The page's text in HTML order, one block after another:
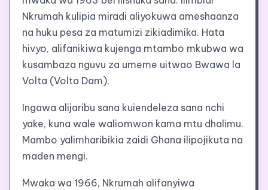
Nkrumah kulipia miradi aliyokuwa ameshaanza
na huku pesa za matumizi zikiadimika. Hata
hivyo, alifanikiwa kujenga mtambo mkubwa wa
kusambaza nguvu za umeme uitwao Bwawa la
Volta (Volta Dam).
Ingawa alijaribu sana kuiendeleza sana nchi
yake, kuna wale waliomwon kama mtu dhalimu.
Mambo yalimharibikia zaidi Ghana ilipojikuta na
maden mengi.
Mwaka wa 1966, Nkrumah alifanyiwa